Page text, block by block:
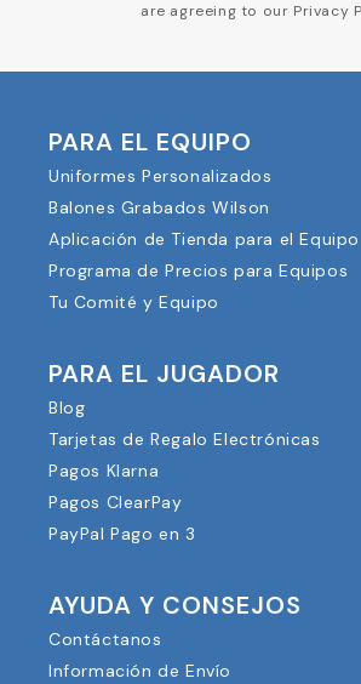
are agreeing to our Privacy
PARA EL EQUIPO
Uniformes Personalizados
Balones Grabados Wilson
Aplicación de Tienda para el Equipo
Programa de Precios para Equipos
Tu Comité y Equipo
PARA EL JUGADOR
Blog
Tarjetas de Regalo Electrónicas
Pagos Klarna
Pagos ClearPay
PayPal Pago en 3
AYUDA Y CONSEJOS
Contáctanos
Información de Envío